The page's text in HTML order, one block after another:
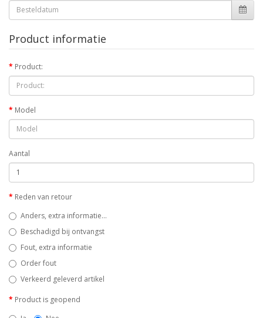
Product informatie
Product:
Model
Aantal
Reden van retour
Anders, extra informatie...
Beschadigd bij ontvangst
Fout, extra informatie
Order fout
Verkeerd geleverd artikel
Product is geopend